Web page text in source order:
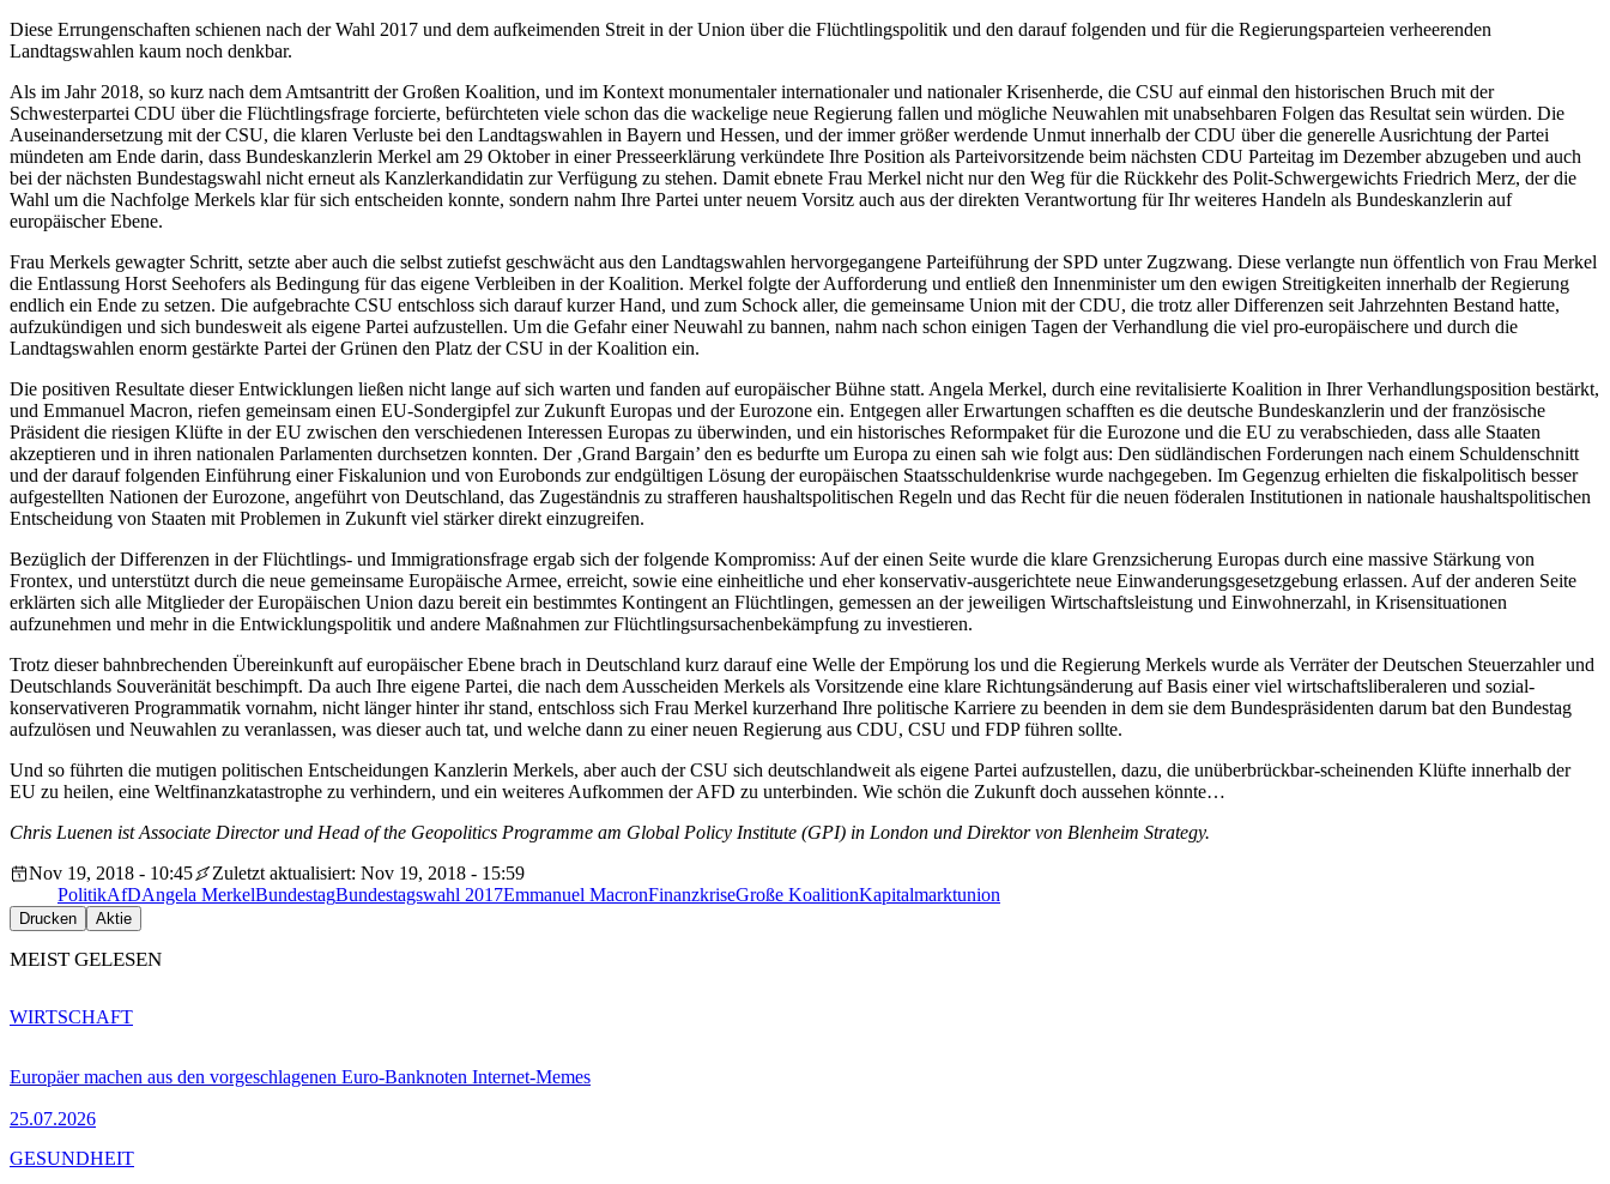
Diese Errungenschaften schienen nach der Wahl 2017 und dem aufkeimenden Streit in der Union über die Flüchtlingspolitik und den darauf folgenden und für die Regierungsparteien verheerenden
Landtagswahlen kaum noch denkbar.
Als im Jahr 2018, so kurz nach dem Amtsantritt der Großen Koalition, und im Kontext monumentaler internationaler und nationaler Krisenherde, die CSU auf einmal den historischen Bruch mit der
Schwesterpartei CDU über die Flüchtlingsfrage forcierte, befürchteten viele schon das die wackelige neue Regierung fallen und mögliche Neuwahlen mit unabsehbaren Folgen das Resultat sein würden. Die
Auseinandersetzung mit der CSU, die klaren Verluste bei den Landtagswahlen in Bayern und Hessen, und der immer größer werdende Unmut innerhalb der CDU über die generelle Ausrichtung der Partei
mündeten am Ende darin, dass Bundeskanzlerin Merkel am 29 Oktober in einer Presseerklärung verkündete Ihre Position als Parteivorsitzende beim nächsten CDU Parteitag im Dezember abzugeben und auch
bei der nächsten Bundestagswahl nicht erneut als Kanzlerkandidatin zur Verfügung zu stehen. Damit ebnete Frau Merkel nicht nur den Weg für die Rückkehr des Polit-Schwergewichts Friedrich Merz, der die
Wahl um die Nachfolge Merkels klar für sich entscheiden konnte, sondern nahm Ihre Partei unter neuem Vorsitz auch aus der direkten Verantwortung für Ihr weiteres Handeln als Bundeskanzlerin auf
europäischer Ebene.
Frau Merkels gewagter Schritt, setzte aber auch die selbst zutiefst geschwächt aus den Landtagswahlen hervorgegangene Parteiführung der SPD unter Zugzwang. Diese verlangte nun öffentlich von Frau Merkel
die Entlassung Horst Seehofers als Bedingung für das eigene Verbleiben in der Koalition. Merkel folgte der Aufforderung und entließ den Innenminister um den ewigen Streitigkeiten innerhalb der Regierung
endlich ein Ende zu setzen. Die aufgebrachte CSU entschloss sich darauf kurzer Hand, und zum Schock aller, die gemeinsame Union mit der CDU, die trotz aller Differenzen seit Jahrzehnten Bestand hatte,
aufzukündigen und sich bundesweit als eigene Partei aufzustellen. Um die Gefahr einer Neuwahl zu bannen, nahm nach schon einigen Tagen der Verhandlung die viel pro-europäischere und durch die
Landtagswahlen enorm gestärkte Partei der Grünen den Platz der CSU in der Koalition ein.
Die positiven Resultate dieser Entwicklungen ließen nicht lange auf sich warten und fanden auf europäischer Bühne statt. Angela Merkel, durch eine revitalisierte Koalition in Ihrer Verhandlungsposition bestärkt,
und Emmanuel Macron, riefen gemeinsam einen EU-Sondergipfel zur Zukunft Europas und der Eurozone ein. Entgegen aller Erwartungen schafften es die deutsche Bundeskanzlerin und der französische
Präsident die riesigen Klüfte in der EU zwischen den verschiedenen Interessen Europas zu überwinden, und ein historisches Reformpaket für die Eurozone und die EU zu verabschieden, dass alle Staaten
akzeptieren und in ihren nationalen Parlamenten durchsetzen konnten. Der ‚Grand Bargain’ den es bedurfte um Europa zu einen sah wie folgt aus: Den südländischen Forderungen nach einem Schuldenschnitt
und der darauf folgenden Einführung einer Fiskalunion und von Eurobonds zur endgültigen Lösung der europäischen Staatsschuldenkrise wurde nachgegeben. Im Gegenzug erhielten die fiskalpolitisch besser
aufgestellten Nationen der Eurozone, angeführt von Deutschland, das Zugeständnis zu strafferen haushaltspolitischen Regeln und das Recht für die neuen föderalen Institutionen in nationale haushaltspolitischen
Entscheidung von Staaten mit Problemen in Zukunft viel stärker direkt einzugreifen.
Bezüglich der Differenzen in der Flüchtlings- und Immigrationsfrage ergab sich der folgende Kompromiss: Auf der einen Seite wurde die klare Grenzsicherung Europas durch eine massive Stärkung von
Frontex, und unterstützt durch die neue gemeinsame Europäische Armee, erreicht, sowie eine einheitliche und eher konservativ-ausgerichtete neue Einwanderungsgesetzgebung erlassen. Auf der anderen Seite
erklärten sich alle Mitglieder der Europäischen Union dazu bereit ein bestimmtes Kontingent an Flüchtlingen, gemessen an der jeweiligen Wirtschaftsleistung und Einwohnerzahl, in Krisensituationen
aufzunehmen und mehr in die Entwicklungspolitik und andere Maßnahmen zur Flüchtlingsursachenbekämpfung zu investieren.
Trotz dieser bahnbrechenden Übereinkunft auf europäischer Ebene brach in Deutschland kurz darauf eine Welle der Empörung los und die Regierung Merkels wurde als Verräter der Deutschen Steuerzahler und
Deutschlands Souveränität beschimpft. Da auch Ihre eigene Partei, die nach dem Ausscheiden Merkels als Vorsitzende eine klare Richtungsänderung auf Basis einer viel wirtschaftsliberaleren und sozial-
konservativeren Programmatik vornahm, nicht länger hinter ihr stand, entschloss sich Frau Merkel kurzerhand Ihre politische Karriere zu beenden in dem sie dem Bundespräsidenten darum bat den Bundestag
aufzulösen und Neuwahlen zu veranlassen, was dieser auch tat, und welche dann zu einer neuen Regierung aus CDU, CSU und FDP führen sollte.
Und so führten die mutigen politischen Entscheidungen Kanzlerin Merkels, aber auch der CSU sich deutschlandweit als eigene Partei aufzustellen, dazu, die unüberbrückbar-scheinenden Klüfte innerhalb der
EU zu heilen, eine Weltfinanzkatastrophe zu verhindern, und ein weiteres Aufkommen der AFD zu unterbinden. Wie schön die Zukunft doch aussehen könnte…
Chris Luenen ist Associate Director und Head of the Geopolitics Programme am Global Policy Institute (GPI) in London und Direktor von Blenheim Strategy.
Nov 19, 2018 - 10:45
Zuletzt aktualisiert: Nov 19, 2018 - 15:59
PolitikAfDAngela MerkelBundestagBundestagswahl 2017Emmanuel MacronFinanzkriseGroße KoalitionKapitalmarktunion
Drucken Aktie
MEIST GELESEN
Europäer machen aus den vorgeschlagenen Euro-Banknoten Internet-Memes
25.07.2026
WIRTSCHAFT
GESUNDHEIT